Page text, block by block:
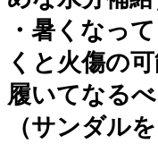
・暑くなっ
くと火傷の
履いてなる
（サンダル